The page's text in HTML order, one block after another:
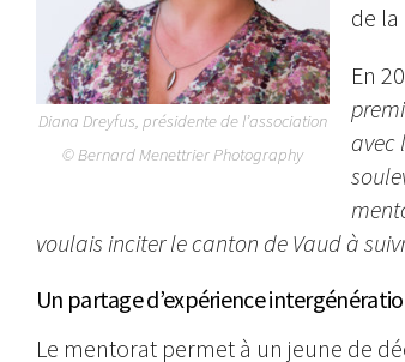
Diana Dreyfus, présidente de l’association
© Bernard Menettrier Photography
de la
En
avec
voulais inciter le canton de Vaud à
Un partage d’expérience
Le mentorat permet à un jeune de